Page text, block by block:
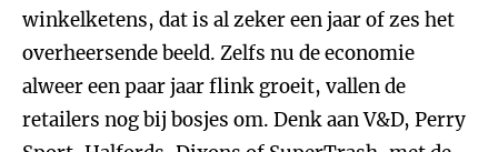
winkelketens, dat is al zeker een jaar of zes het
overheersende beeld. Zelfs nu de economie
alweer een paar jaar flink groeit, vallen de
retailers nog bij bosjes om. Denk aan V&D, Perry